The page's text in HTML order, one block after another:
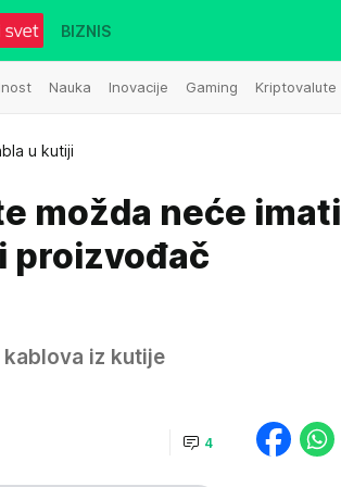
Nauka Inovacije Gaming Kriptovalute
BIZNIS
u kutiji
možda neće imati
proizvođač
kablova iz kutije
4